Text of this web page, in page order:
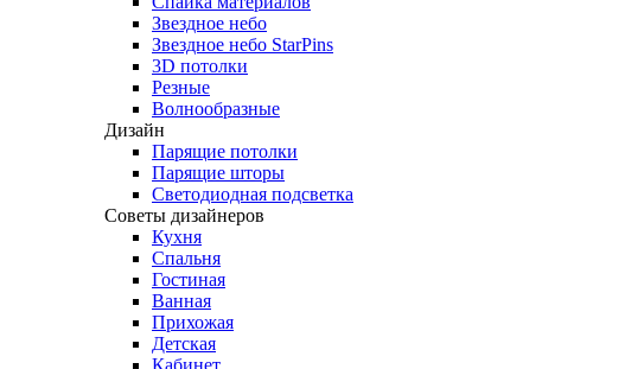
Звездное небо
Звездное небо StarPins
3D потолки
Резные
Волнообразные
Дизайн
Парящие потолки
Парящие шторы
Светодиодная подсветка
Советы дизайнеров
Кухня
Спальня
Гостиная
Ванная
Прихожая
Детская